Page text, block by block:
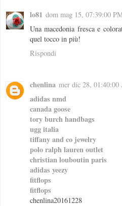
lo81 dom mag 15, 07:39:00
Una macedonia fresca e
quel tocco in più!
Rispondi
chenlina mer dic 28,
adidas nmd
canada goose
tory burch handbags
ugg italia
tiffany and co jewelry
polo ralph lauren outlet
christian louboutin paris
adidas yeezy
fitflops
fitflops
chenlina20161228